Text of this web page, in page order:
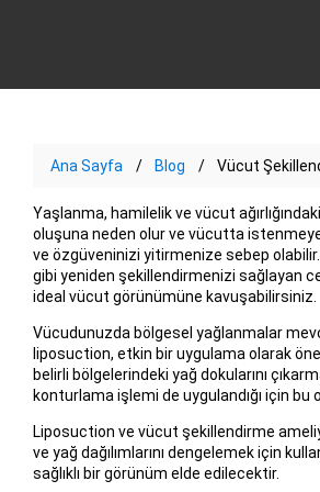
Ana Sayfa Blog Vücut
Yaşlanma, hamilelik ve vücut
oluşuna neden olur ve vücutta
ve özgüveninizi yitirmenize sebep
gibi yeniden şekillendirmenizi sağlayan
ideal vücut görünümüne kavuşabilirsiniz.
Vücudunuzda bölgesel yağlanmalar
liposuction, etkin bir uygulama olarak öne
belirli bölgelerindeki yağ dokularını
konturlama işlemi de uygulandığı için
Liposuction ve vücut şekillendirme
ve yağ dağılımlarını dengelemek için
sağlıklı bir görünüm elde edilecektir.